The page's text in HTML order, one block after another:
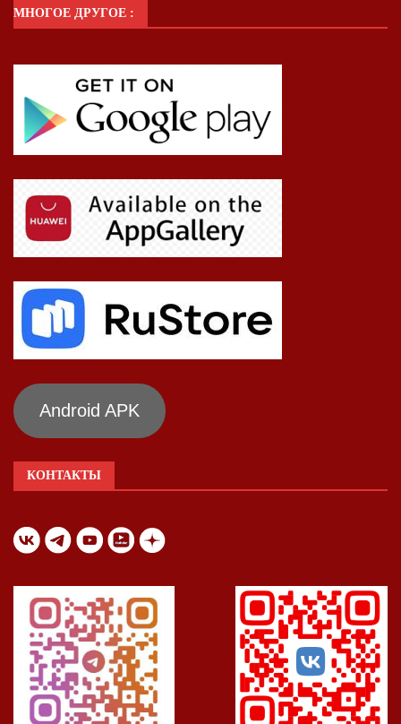
МНОГОЕ ДРУГОЕ :
Android APK
КОНТАКТЫ